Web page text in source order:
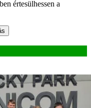
értesülhessen a